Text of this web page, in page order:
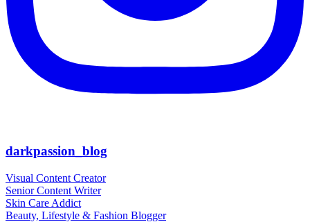
darkpassion_blog
Visual Content Creator
Senior Content Writer
Skin Care Addict
Beauty, Lifestyle & Fashion Blogger